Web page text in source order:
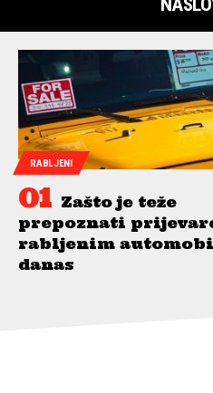
RABLJENI
Zašto je teže
prepoznati
rabljenim
danas